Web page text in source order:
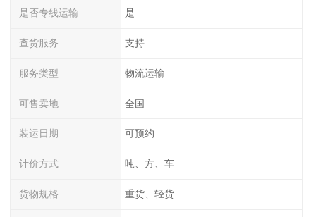
是否专线运输 是
查货服务 支持
服务类型 物流运输
可售卖地 全国
装运日期 可预约
计价方式 吨、方、车
货物规格 重货、轻货